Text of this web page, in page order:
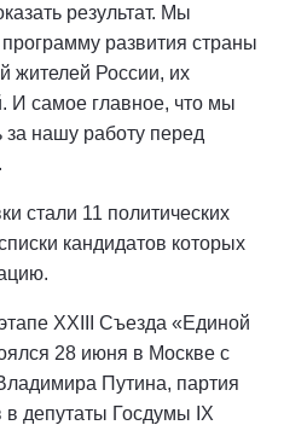
результат. Мы
развития страны
жителей России, их
И самое главное, что мы
за нашу работу перед
стали 11 политических
кандидатов которых
XXIII Съезда «Единой
28 июня в Москве с
Путина, партия
депутаты Госдумы IX